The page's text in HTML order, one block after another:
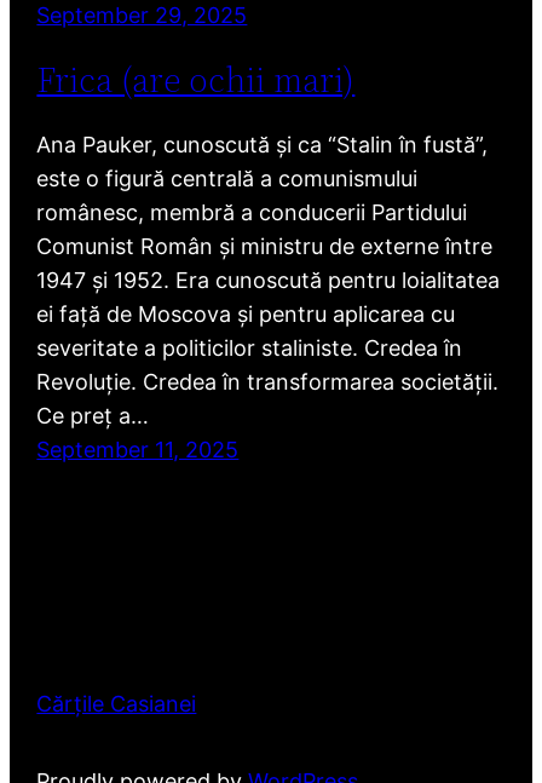
September 29, 2025
Frica (are ochii mari)
Ana Pauker, cunoscută și ca “Stalin în fustă”,
este o figură centrală a comunismului
românesc, membră a conducerii Partidului
Comunist Român și ministru de externe între
1947 și 1952. Era cunoscută pentru loialitatea
ei față de Moscova și pentru aplicarea cu
severitate a politicilor staliniste. Credea în
Revoluție. Credea în transformarea societății.
Ce preț a…
September 11, 2025
Cărțile Casianei